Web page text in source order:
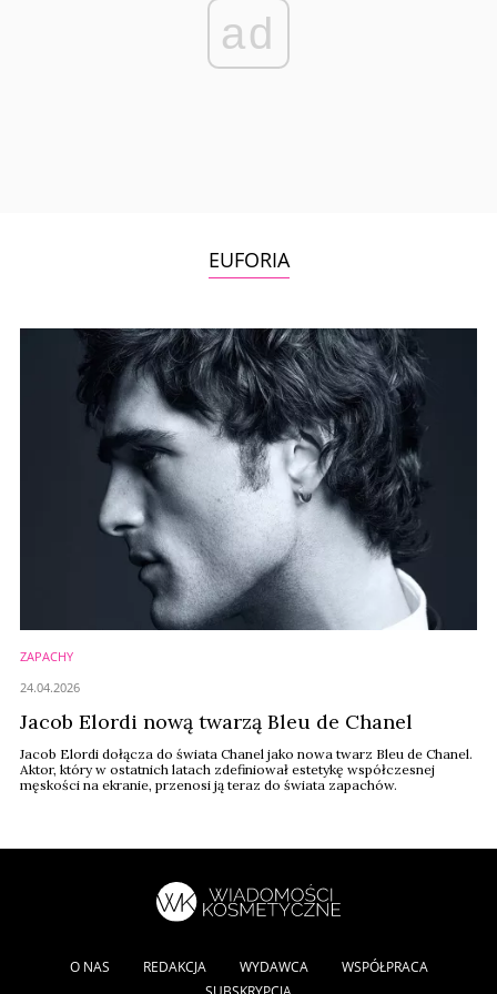
ad
EUFORIA
ZAPACHY
Jacob Elordi nową twarzą Bleu de Chanel
Jacob Elordi dołącza do świata Chanel jako nowa twarz Bleu de Chanel.
Aktor, który w ostatnich latach zdefiniował estetykę współczesnej
męskości na ekranie, przenosi ją teraz do świata zapachów.
24.04.2026
O NAS REDAKCJA WYDAWCA
WSPÓŁPRACA